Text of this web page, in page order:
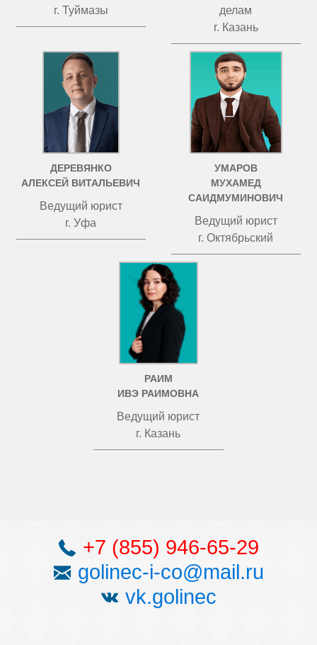
г. Туймазы
делам
г. Казань
ДЕРЕВЯНКО
АЛЕКСЕЙ ВИТАЛЬЕВИЧ
Ведущий юрист
г. Уфа
УМАРОВ
МУХАМЕД
САИДМУМИНОВИЧ
Ведущий юрист
г. Октябрьский
РАИМ
ИВЭ РАИМОВНА
Ведущий юрист
г. Казань
+7 (855) 946-65-29
golinec-i-co@mail.ru
vk.golinec